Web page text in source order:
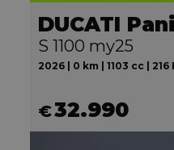
DUCATI
S 1100 my25
2026 | 0 km | 1103 cc | 216
€32.990